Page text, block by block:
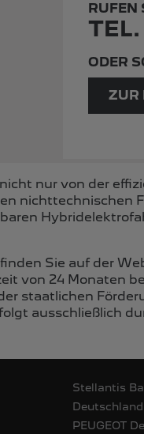
RUFEN
ODER
ZUR
nur von der
nichttechnischen
Sie auf der
von 24 Monaten
staatlichen
ausschließlich
Stellantis
Deutschland
PEUGEOT‎